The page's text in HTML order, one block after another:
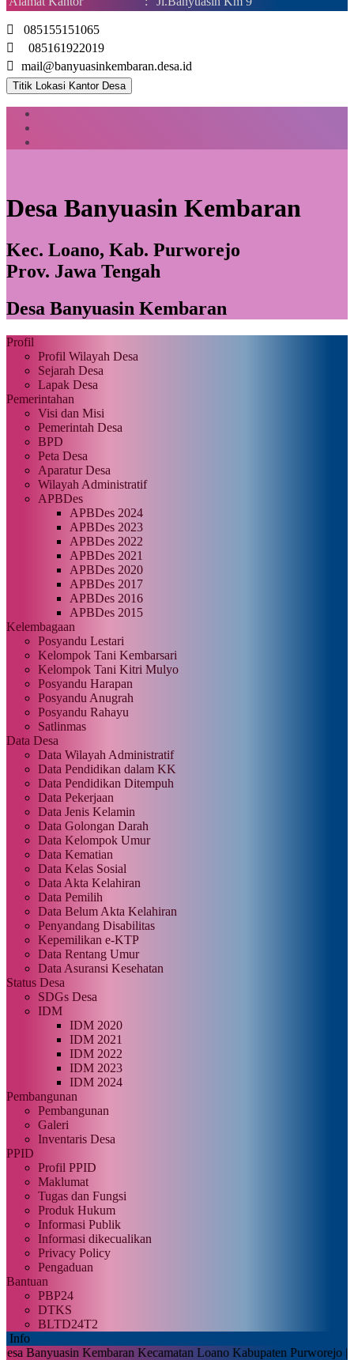
085155151065
085161922019
mail@banyuasinkembaran.desa.id
Titik Lokasi Kantor Desa
Desa Banyuasin Kembaran
Kec. Loano, Kab. Purworejo
Prov. Jawa Tengah
Desa Banyuasin Kembaran
Profil
Profil Wilayah Desa
Sejarah Desa
Lapak Desa
Pemerintahan
Visi dan Misi
Pemerintah Desa
BPD
Peta Desa
Aparatur Desa
Wilayah Administratif
APBDes
APBDes 2024
APBDes 2023
APBDes 2022
APBDes 2021
APBDes 2020
APBDes 2017
APBDes 2016
APBDes 2015
Kelembagaan
Posyandu Lestari
Kelompok Tani Kembarsari
Kelompok Tani Kitri Mulyo
Posyandu Harapan
Posyandu Anugrah
Posyandu Rahayu
Satlinmas
Data Desa
Data Wilayah Administratif
Data Pendidikan dalam KK
Data Pendidikan Ditempuh
Data Pekerjaan
Data Jenis Kelamin
Data Golongan Darah
Data Kelompok Umur
Data Kematian
Data Kelas Sosial
Data Akta Kelahiran
Data Pemilih
Data Belum Akta Kelahiran
Penyandang Disabilitas
Kepemilikan e-KTP
Data Rentang Umur
Data Asuransi Kesehatan
Status Desa
SDGs Desa
IDM
IDM 2020
IDM 2021
IDM 2022
IDM 2023
IDM 2024
Pembangunan
Pembangunan
Galeri
Inventaris Desa
PPID
Profil PPID
Maklumat
Tugas dan Fungsi
Produk Hukum
Informasi Publik
Informasi dikecualikan
Privacy Policy
Pengaduan
Bantuan
PBP24
DTKS
BLTD24T2
Info
Kembaran Kecamatan Loano Kabupaten Purworejo |Untuk